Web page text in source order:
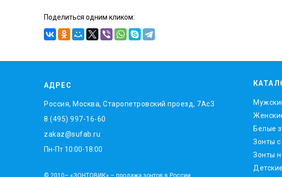
Поделиться одним кликом:
АДРЕС
Россия, Москва, Старопетровский проезд, 7Ас3
8 (495) 997-16-60
zakaz@sufab.ru
Пн-Пт 10:00-18:00
© 2010– «ЗОНТОВИК» – продажа зонтов в России
Белые
Зонты
Зонты